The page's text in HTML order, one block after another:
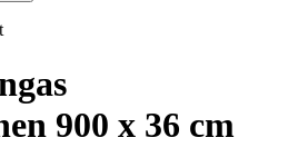
900 x 36 cm